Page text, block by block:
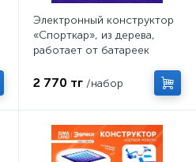
Электронный конструктор
«Спорткар», из дерева,
работает от батареек
2 770 тг /набор